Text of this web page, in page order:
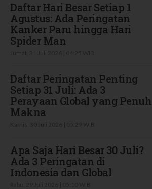
Daftar Hari Besar Setiap 1
Agustus: Ada Peringatan
Kanker Paru hingga Hari
Spider Man
Daftar Peringatan Penting
Setiap 31 Juli: Ada 3
Perayaan Global yang Penuh
Makna
Apa Saja Hari Besar 30 Juli?
Ada 3 Peringatan di
Indonesia dan Global